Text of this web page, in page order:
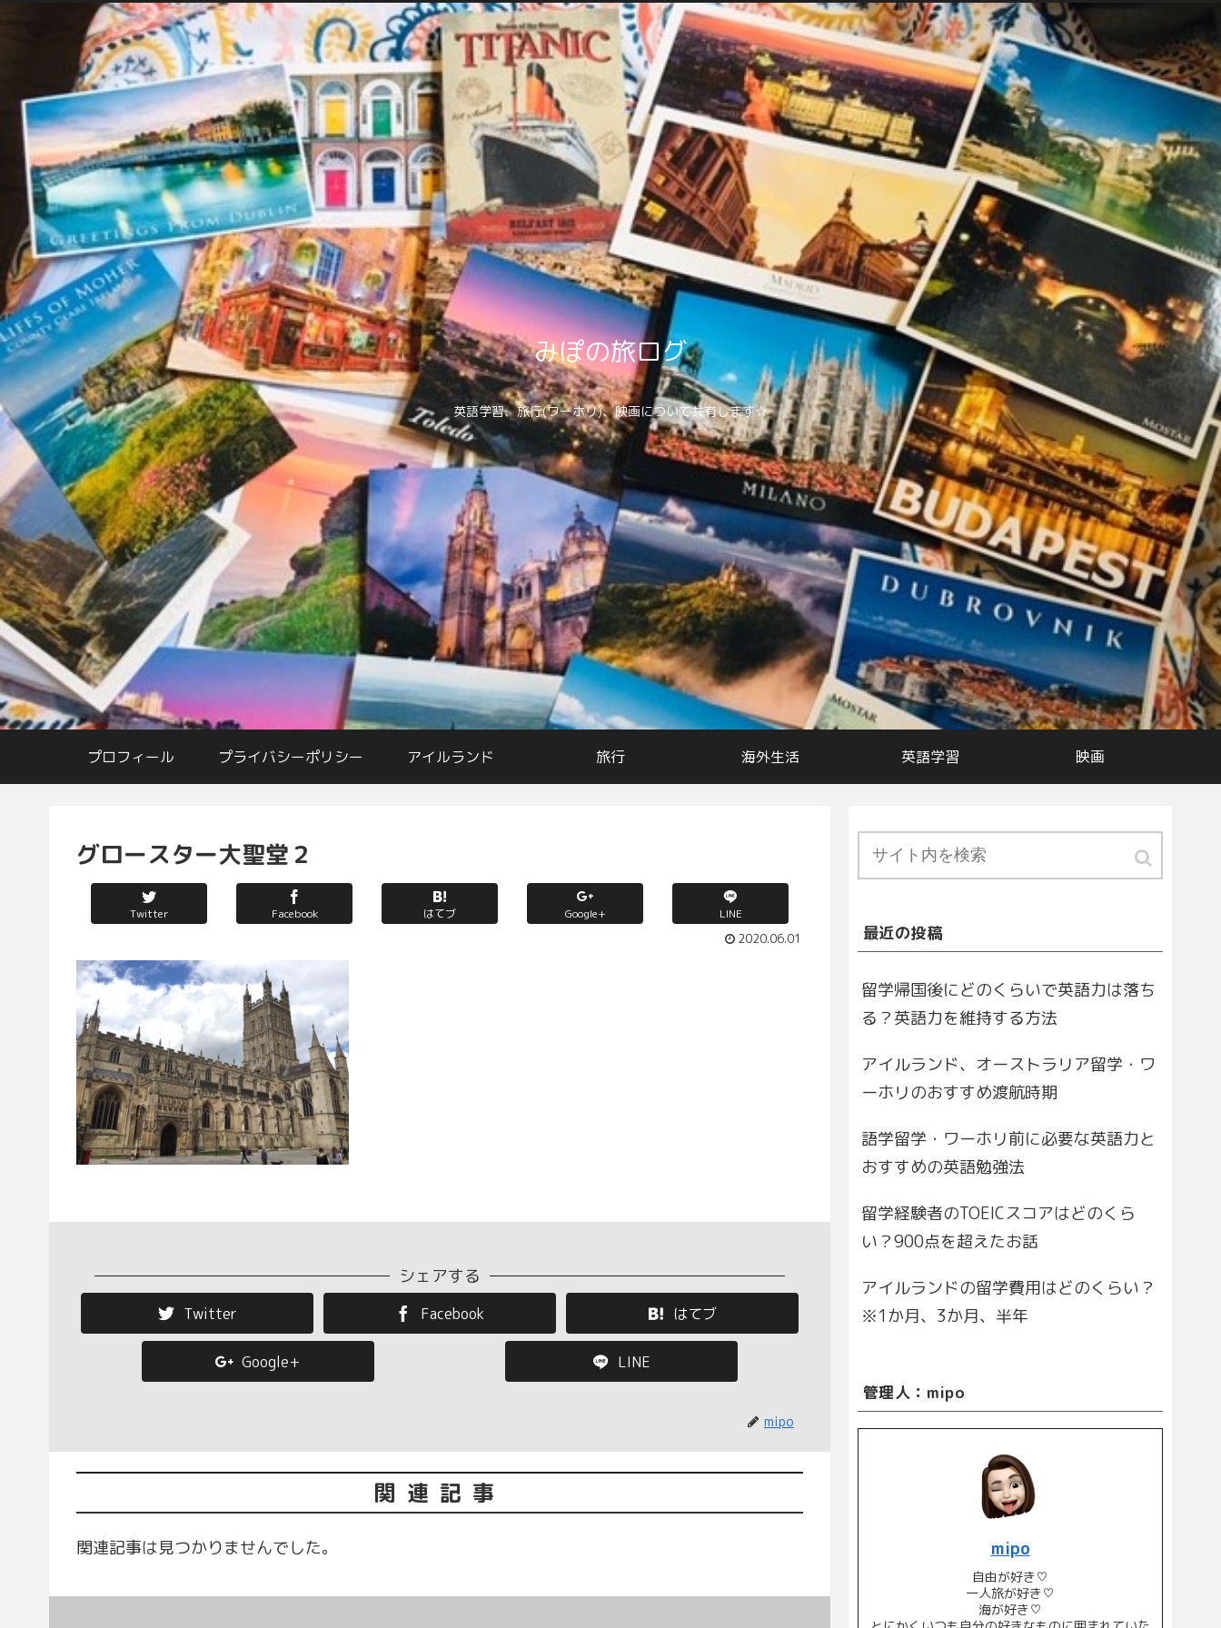
みぽの旅ログ
英語学習、旅行(ワーホリ)、映画について共有します☆
プロフィール プライバシーポリシー アイルランド 旅行 海外生活 英語学習 映画
グロースター大聖堂２
Twitter Facebook はてブ Google+ LINE
2020.06.01
シェアする
Twitter Facebook はてブ
Google+ LINE
mipo
関連記事
関連記事は見つかりませんでした。
最近の投稿
留学帰国後にどのくらいで英語力は落ち
る？英語力を維持する方法
アイルランド、オーストラリア留学・ワ
ーホリのおすすめ渡航時期
語学留学・ワーホリ前に必要な英語力と
おすすめの英語勉強法
留学経験者のTOEICスコアはどのくら
い？900点を超えたお話
アイルランドの留学費用はどのくらい？
※1か月、3か月、半年
管理人：mipo
mipo
自由が好き♡
一人旅が好き♡
海が好き♡